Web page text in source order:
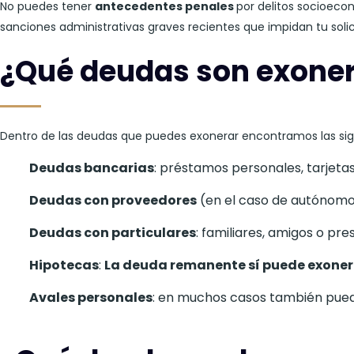
No puedes tener antecedentes penalespor delitos
sanciones administrativas graves recientes que impidan tu
¿Qué deudas son
Dentro de las deudas que puedes exonerar encontramos las
Deudas bancarias: préstamos personales,
Deudas con proveedores (en el caso de
Deudas con particulares: familiares, amigos o
Hipotecas: La deuda remanente sí puede
Avales personales: en muchos casos también